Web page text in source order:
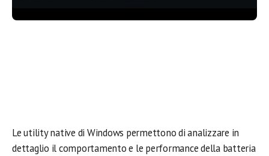
Le utility native di Windows permettono di analizzare in
dettaglio il comportamento e le performance della batteria